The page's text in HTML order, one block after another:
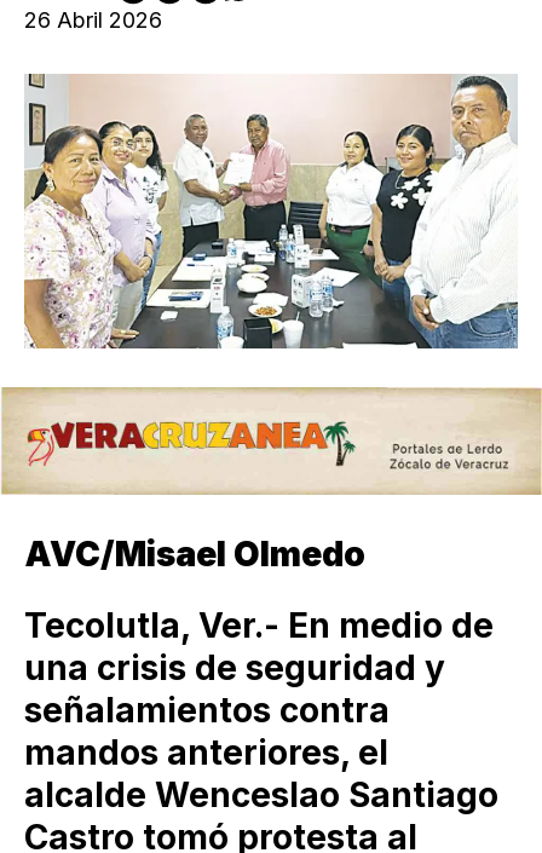
26 Abril 2026
AVC/Misael Olmedo
Tecolutla, Ver.- En medio de
una crisis de seguridad y
señalamientos contra
mandos anteriores, el
alcalde Wenceslao Santiago
Castro tomó protesta al